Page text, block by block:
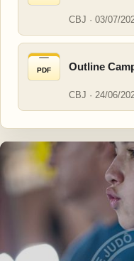
CBJ · 03/07/
PDF Outline
CBJ · 24/06/